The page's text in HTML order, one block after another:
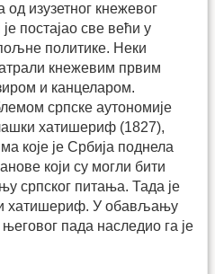
изузетног кнежевог
постајао све већи у
политике. Неки
кнежевим првим
и канцеларом.
српске аутономије
хатишериф (1827),
које је Србија поднела
који су могли бити
српског питања. Тада је
хатишериф. У обављању
пада наследио га је